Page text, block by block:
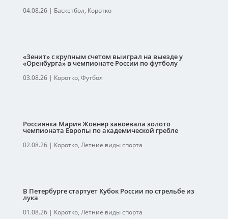
04.08.26| Баскетбол, Коротко
«Зенит» с крупным счетом выиграл на выезде у
«Оренбурга» в чемпионате России по футболу
03.08.26| Коротко, Футбол
Россиянка Мария Жовнер завоевала золото
чемпионата Европы по академической гребле
02.08.26| Коротко, Летние виды спорта
В Петербурге стартует Кубок России по стрельбе из
лука
01.08.26| Коротко, Летние виды спорта